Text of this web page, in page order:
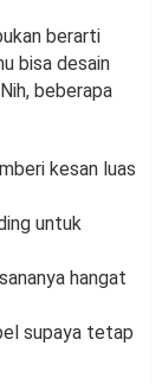
berarti
bisa desain
beberapa
kesan luas
untuk
hangat
supaya tetap